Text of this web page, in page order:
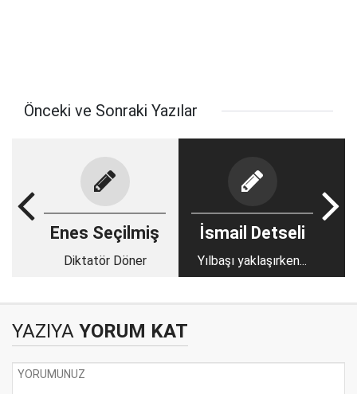
Önceki ve Sonraki Yazılar
Enes Seçilmiş
Diktatör Döner
İsmail Detseli
Yılbaşı yaklaşırken...
YAZIYA YORUM KAT